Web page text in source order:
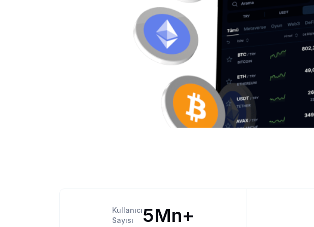
Kullanıcı
Sayısı
5Mn+